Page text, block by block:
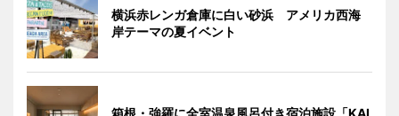
横浜赤レンガ倉庫に白い砂浜 アメリカ西海
岸テーマの夏イベント